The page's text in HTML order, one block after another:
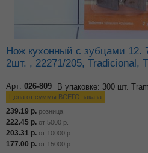
Нож кухонный с зубцами 12. 7см, блистер, цена за
2шт. , 22271/205, Tradicional,
Арт: 026-809 В упаковке: 300 шт.
Цена от суммы ВСЕГО заказа
239.19 р. розница
222.45 р. от 5000 р.
203.31 р. от 10000 р.
177.00 р. от 15000 р.